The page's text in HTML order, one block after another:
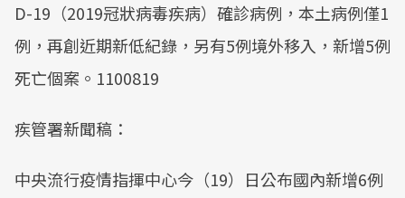
D-19（2019冠狀病毒疾病）確診病例，本土病例僅1
例，再創近期新低紀錄，另有5例境外移入，新增5例
死亡個案。1100819
疾管署新聞稿：
中央流行疫情指揮中心今（19）日公布國內新增6例